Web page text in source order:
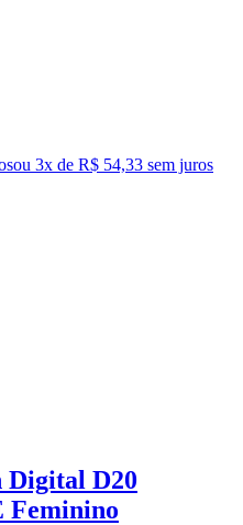
ou 3x de R$ 54,33 sem juros
Digital D20
Feminino